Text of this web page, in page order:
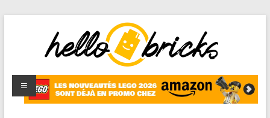
HelloBricks
Blog LEGO,
nouveaut�s